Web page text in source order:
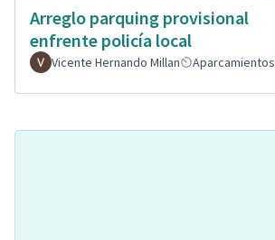
Arreglo parquing provisional
enfrente policía local
Vicente Hernando Millan Aparcamientos